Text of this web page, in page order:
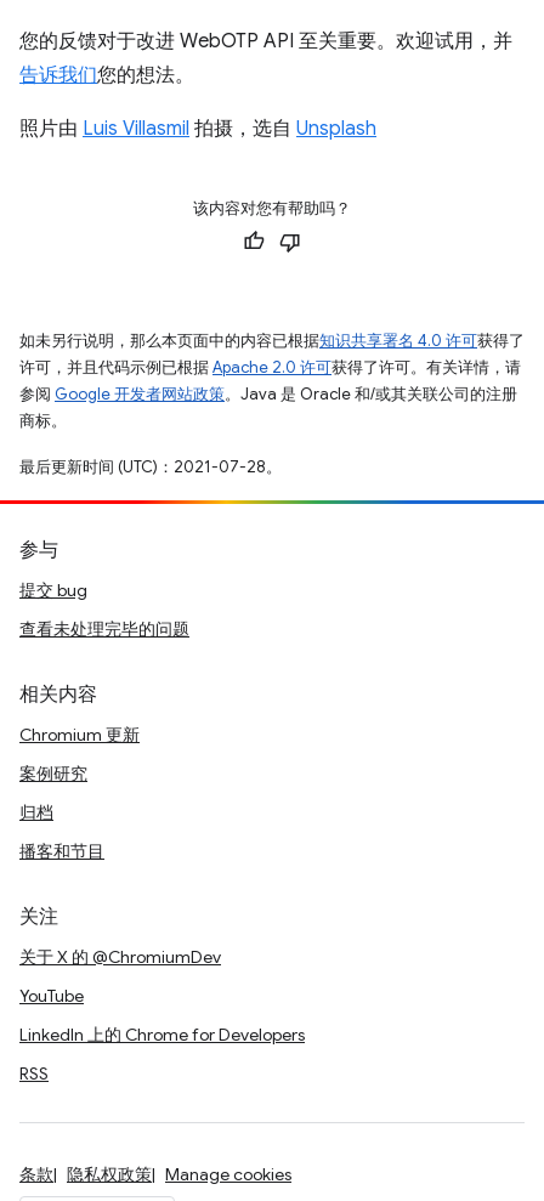
您的反馈对于改进 WebOTP API 至关重要。欢迎试用，并
告诉我们您的想法。
照片由 Luis Villasmil 拍摄，选自 Unsplash
该内容对您有帮助吗？
如未另行说明，那么本页面中的内容已根据知识共享署名 4.0 许可获得了
许可，并且代码示例已根据Apache 2.0 许可获得了许可。有关详情，请
参阅 Google 开发者网站政策。Java 是 Oracle 和/或其关联公司的注册
商标。
最后更新时间 (UTC)：2021-07-28。
参与
提交 bug
查看未处理完毕的问题
相关内容
Chromium 更新
案例研究
归档
播客和节目
关注
关于 X 的 @ChromiumDev
YouTube
LinkedIn 上的 Chrome for Developers
RSS
条款 隐私权政策 Manage cookies